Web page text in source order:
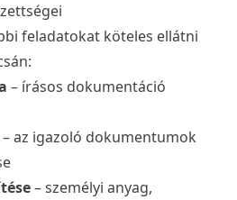
feladatokat köteles ellátni
– írásos dokumentáció
– az igazoló dokumentumok
– személyi anyag,